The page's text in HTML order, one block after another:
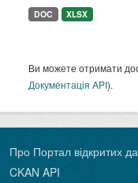
DOC XLSX
Ви можете отримати
Документація API).
Про Портал відкритих
CKAN API